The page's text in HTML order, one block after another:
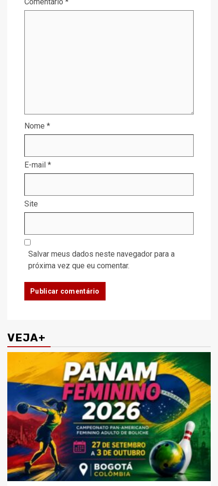
Nome *
E-mail *
Site
Salvar meus dados neste navegador para a
próxima vez que eu comentar.
VEJA+